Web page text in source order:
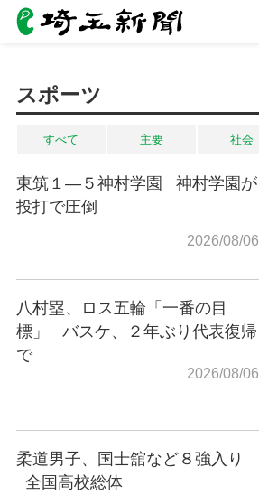
スポーツ
すべて 主要 社会
東筑１―５神村学園
神村学園が
投打で圧倒
2026/08/06
八村塁、ロス五輪「一番の目
標」
バスケ、２年ぶり代表復帰
で
2026/08/06
柔道男子、国士舘など８強入り
全国高校総体